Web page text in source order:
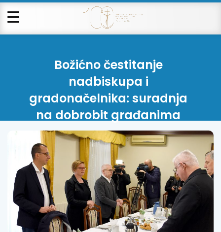
Božićno čestitanje
nadbiskupa i
gradonačelnika: suradnja
na dobrobit građanima